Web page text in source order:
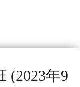
(2023年9